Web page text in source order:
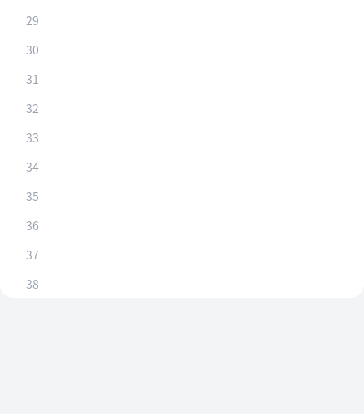
29
30
31
32
33
34
35
36
37
38